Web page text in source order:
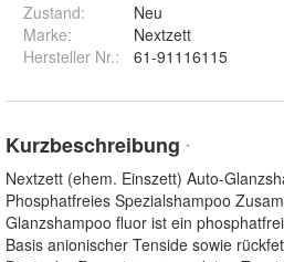
Zustand:
Neu
Marke:
Nextzett
Hersteller Nr.:
61-91116115
Kurzbeschreibung *
Nextzett (ehem. Einszett) Auto-
Phosphatfreies Spezialshampoo
Glanzshampoo fluor ist ein
Basis anionischer Tenside sowie